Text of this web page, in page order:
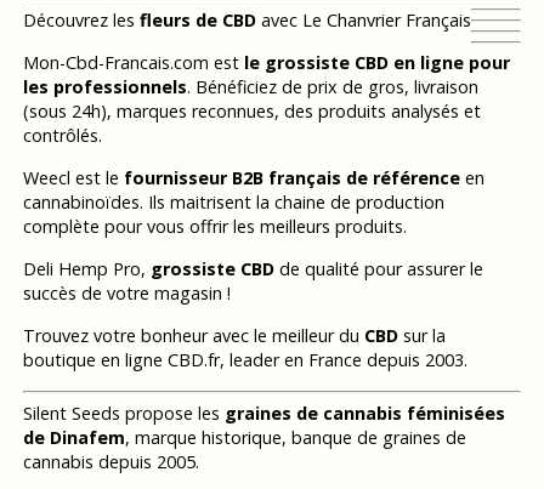
Découvrez les fleurs de CBDavec Le Chanvrier Français
Mon-Cbd-Francais.com est le grossiste CBD en ligne pour
les professionnels. Bénéficiez de prix de gros, livraison
(sous 24h), marques reconnues, des produits analysés et
contrôlés.
Weecl est le fournisseur B2B français de référenceen
cannabinoïdes. Ils maitrisent la chaine de production
complète pour vous offrir les meilleurs produits.
Deli Hemp Pro, grossiste CBDde qualité pour assurer le
succès de votre magasin !
Trouvez votre bonheur avec le meilleur du CBDsur la
boutique en ligne CBD.fr, leader en France depuis 2003.
Silent Seeds propose les graines de cannabis féminisées
de Dinafem, marque historique, banque de graines de
cannabis depuis 2005.